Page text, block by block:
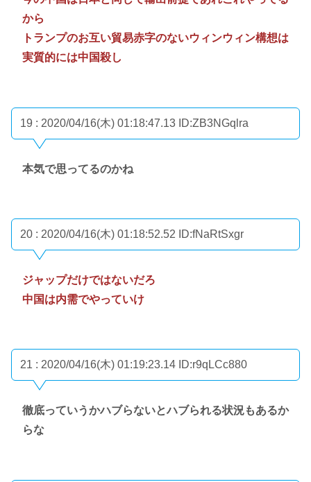
から
トランプのお互い貿易赤字のないウィンウィン構想は
実質的には中国殺し
19 : 2020/04/16(木) 01:18:47.13 ID:ZB3NGqlra
本気で思ってるのかね
20 : 2020/04/16(木) 01:18:52.52 ID:fNaRtSxgr
ジャップだけではないだろ
中国は内需でやっていけ
21 : 2020/04/16(木) 01:19:23.14 ID:r9qLCc880
徹底っていうかハブらないとハブられる状況もあるか
らな